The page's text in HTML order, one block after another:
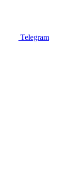
Telegram